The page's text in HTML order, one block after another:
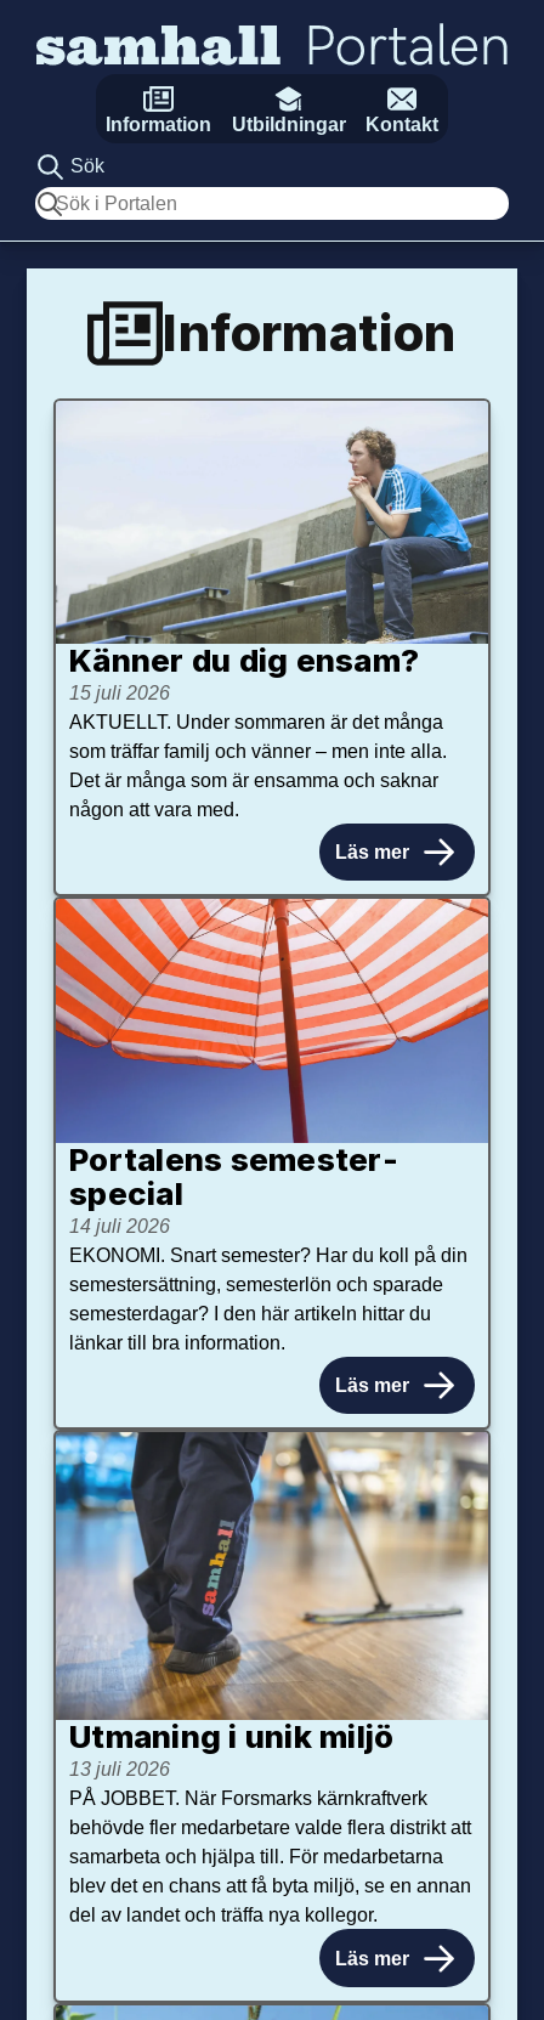
Information Utbildningar
Kontakt
Sök
Sök
Information
Känner du dig ensam?
15 juli 2026
AKTUELLT. Under sommaren är det många
som träffar familj och vänner – men inte alla.
Det är många som är ensamma och saknar
någon att vara med.
Läs mer
Portalens semester­
special
14 juli 2026
EKONOMI. Snart semester? Har du koll på din
semestersättning, semesterlön och sparade
semesterdagar? I den här artikeln hittar du
länkar till bra information.
Läs mer
Utmaning i unik miljö
13 juli 2026
PÅ JOBBET. När Forsmarks kärnkraftverk
behövde fler medarbetare valde flera distrikt att
samarbeta och hjälpa till. För medarbetarna
blev det en chans att få byta miljö, se en annan
del av landet och träffa nya kollegor.
Läs mer